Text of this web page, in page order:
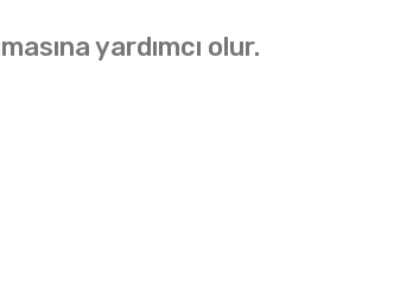
yardımcı olur.